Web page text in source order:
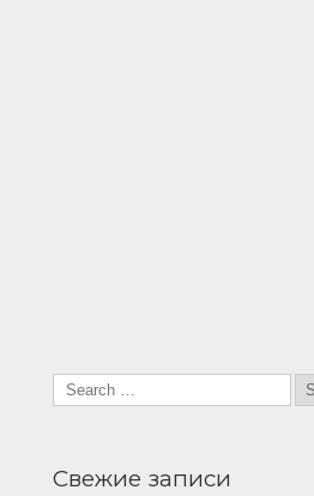
Свежие записи